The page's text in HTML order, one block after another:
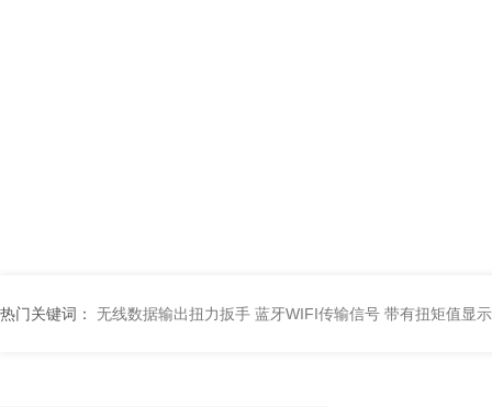
热门关键词： 无线数据输出扭力扳手 蓝牙WIFI传输信号 带有扭矩值显